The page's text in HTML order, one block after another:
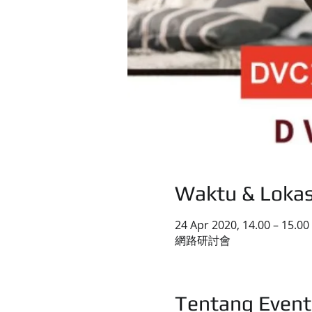
Waktu &
24 Apr 2020, 14.00 – 15.00
網路研討會
Tentang Event